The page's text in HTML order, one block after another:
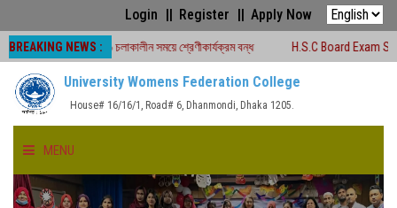
Login Register Apply Now
BREAKING NEWS :
-২০২৬ চলাকালীন সময়ে শ্রেণীকার্যক্রম বন্ধ H.S.C Board Exam Seat Plan (
University Womens Federation College
House# 16/16/1, Road# 6, Dhanmondi, Dhaka 1205.
MENU
HOME